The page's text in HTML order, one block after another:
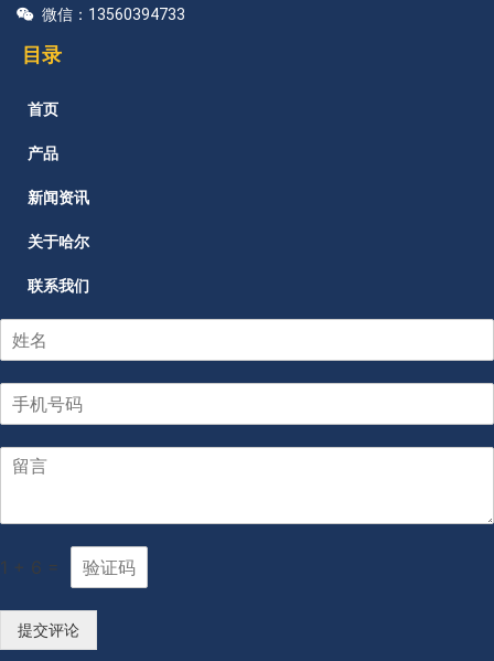
微信：13560394733
目录
首页
产品
新闻资讯
关于哈尔
联系我们
1 + 6 =
提交评论